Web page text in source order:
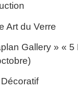
Art du Verre
Gallery » «